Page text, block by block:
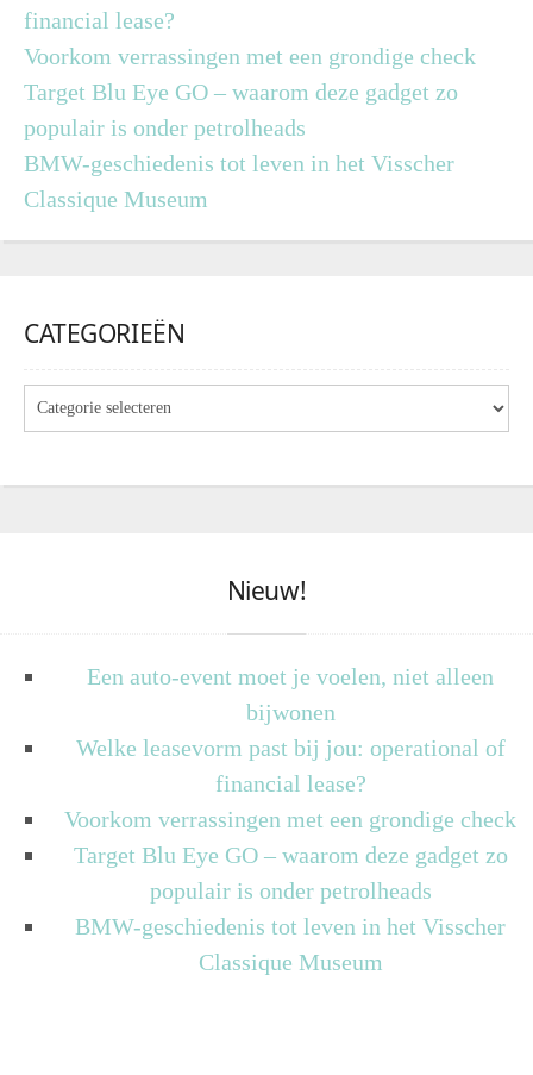
financial lease?
Voorkom verrassingen met een grondige check
Target Blu Eye GO – waarom deze gadget zo
populair is onder petrolheads
BMW-geschiedenis tot leven in het Visscher
Classique Museum
CATEGORIEËN
Nieuw!
Een auto-event moet je voelen, niet alleen
bijwonen
Welke leasevorm past bij jou: operational of
financial lease?
Voorkom verrassingen met een grondige check
Target Blu Eye GO – waarom deze gadget zo
populair is onder petrolheads
BMW-geschiedenis tot leven in het Visscher
Classique Museum